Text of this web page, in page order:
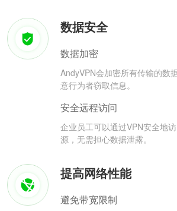
数据安全
数据加密
AndyVPN会加密所有传输的数
意行为者窃取信息。
安全远程访问
企业员工可以通过VPN安全地
源，无需担心数据泄露。
提高网络性能
避免带宽限制